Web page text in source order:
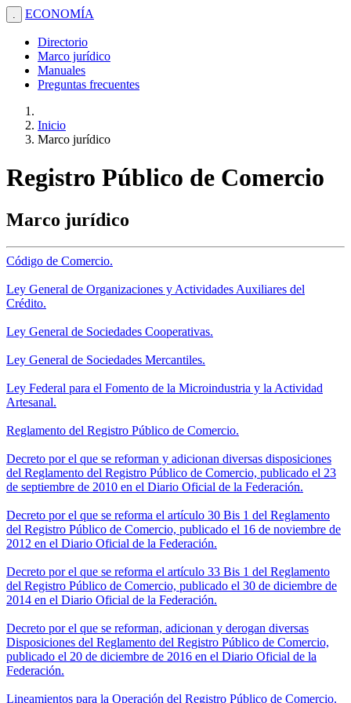
. ECONOMÍA
Directorio
Marco jurídico
Manuales
Preguntas frecuentes
Inicio
Marco jurídico
Registro Público de Comercio
Marco jurídico
Código de Comercio.
Ley General de Organizaciones y Actividades Auxiliares del
Crédito.
Ley General de Sociedades Cooperativas.
Ley General de Sociedades Mercantiles.
Ley Federal para el Fomento de la Microindustria y la Actividad
Artesanal.
Reglamento del Registro Público de Comercio.
Decreto por el que se reforman y adicionan diversas disposiciones
del Reglamento del Registro Público de Comercio, publicado el 23
de septiembre de 2010 en el Diario Oficial de la Federación.
Decreto por el que se reforma el artículo 30 Bis 1 del Reglamento
del Registro Público de Comercio, publicado el 16 de noviembre de
2012 en el Diario Oficial de la Federación.
Decreto por el que se reforma el artículo 33 Bis 1 del Reglamento
del Registro Público de Comercio, publicado el 30 de diciembre de
2014 en el Diario Oficial de la Federación.
Decreto por el que se reforman, adicionan y derogan diversas
Disposiciones del Reglamento del Registro Público de Comercio,
publicado el 20 de diciembre de 2016 en el Diario Oficial de la
Federación.
Lineamientos para la Operación del Registro Público de Comercio.